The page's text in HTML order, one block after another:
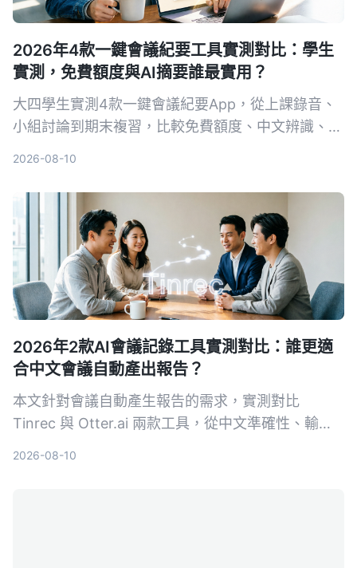
2026年4款一鍵會議紀要工具實測對比：學生
實測，免費額度與AI摘要誰最實用？
大四學生實測4款一鍵會議紀要App，從上課錄音、
小組討論到期末複習，比較免費額度、中文辨識、AI
2026-08-10
2026年2款AI會議記錄工具實測對比：誰更適
合中文會議自動產出報告？
本文針對會議自動產生報告的需求，實測對比
Tinrec 與 Otter.ai 兩款工具，從中文準確性、輸入
2026-08-10